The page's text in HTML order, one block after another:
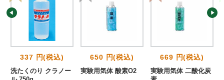
337 円(税込)
洗たくのり クラノー
650 円(税込)
実験用気体 酸素O2
669 円(税込)
実験用気体 二酸化炭